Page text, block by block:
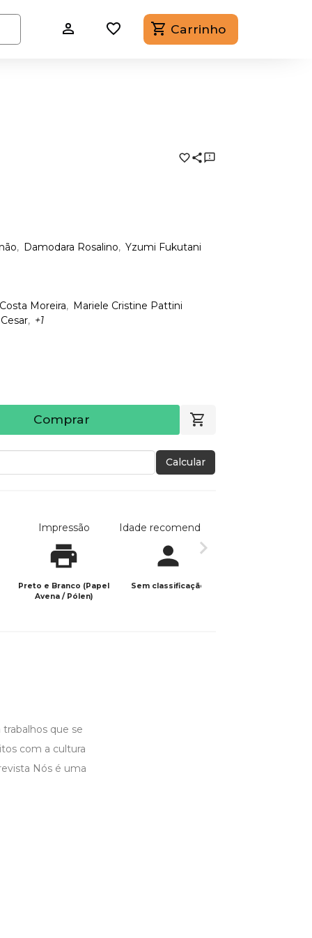
Carrinho
Damodara Rosalino
Yzumi Fukutani
Moreira
Mariele Cristine Pattini
+1
Comprar
Calcular
Impressão
Preto e Branco (Papel
Avena / Pólen)
Idade recomendada
Sem classificação
que se
com a cultura
Nós é uma